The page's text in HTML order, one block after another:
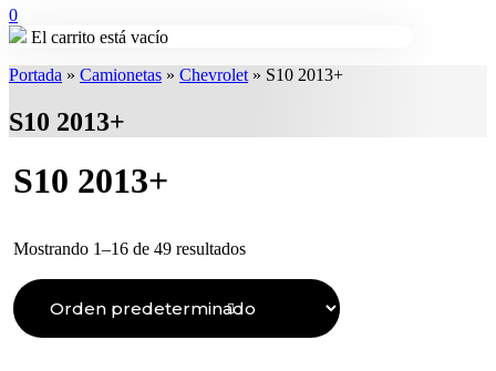
0
El carrito está vacío
Portada » Camionetas » Chevrolet » S10 2013+
S10 2013+
S10 2013+
Mostrando 1–16 de 49 resultados